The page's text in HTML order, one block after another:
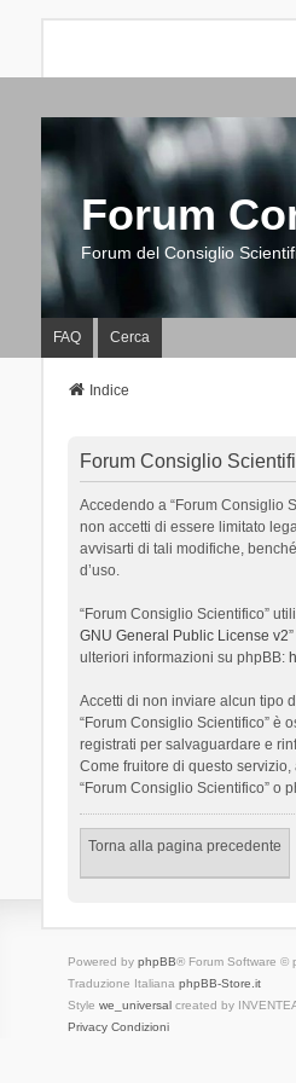
Forum
Forum del Consiglio
FAQ Cerca
Indice
Forum Consiglio
Accedendo a “Forum Consiglio
non accetti di essere limitato
avvisarti di tali modifiche,
d’uso.
“Forum Consiglio Scientifico”
GNU General Public License v2
ulteriori informazioni su phpBB:
Accetti di non inviare alcun tipo
“Forum Consiglio Scientifico” è
registrati per salvaguardare e
Come fruitore di questo
“Forum Consiglio Scientifico” o
Torna alla pagina precedente
Powered by phpBB® Forum Software ©
Traduzione Italiana phpBB-Store.it
Style we_universalcreated by
Privacy Condizioni